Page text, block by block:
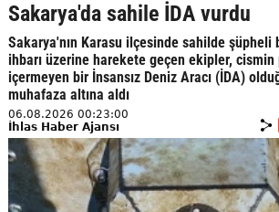
Sakarya'da sahile İDA vurdu
Sakarya'nın Karasu ilçesinde sahilde şüpheli
ihbarı üzerine harekete geçen ekipler, cismin
içermeyen bir İnsansız Deniz Aracı (İDA)
muhafaza altına aldı
06.08.2026 00:23:00
İhlas Haber Ajansı